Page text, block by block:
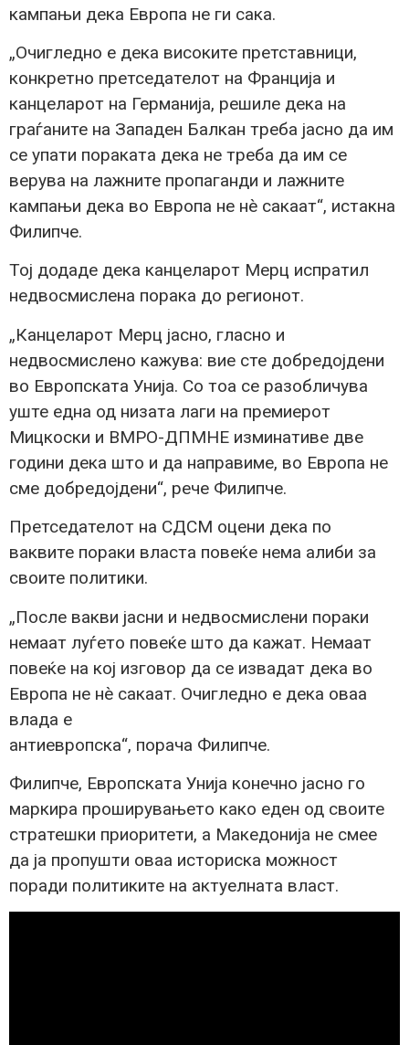
кампањи дека Европа не ги сака.
„Очигледно е дека високите претставници,
конкретно претседателот на Франција и
канцеларот на Германија, решиле дека на
граѓаните на Западен Балкан треба јасно да им
се упати пораката дека не треба да им се
верува на лажните пропаганди и лажните
кампањи дека во Европа не нè сакаат“, истакна
Филипче.
Тој додаде дека канцеларот Мерц испратил
недвосмислена порака до регионот.
„Канцеларот Мерц јасно, гласно и
недвосмислено кажува: вие сте добредојдени
во Европската Унија. Со тоа се разобличува
уште една од низата лаги на премиерот
Мицкоски и ВМРО-ДПМНЕ изминативе две
години дека што и да направиме, во Европа не
сме добредојдени“, рече Филипче.
Претседателот на СДСМ оцени дека по
ваквите пораки власта повеќе нема алиби за
своите политики.
„После вакви јасни и недвосмислени пораки
немаат луѓето повеќе што да кажат. Немаат
повеќе на кој изговор да се извадат дека во
Европа не нè сакаат. Очигледно е дека оваа
влада е
антиевропска“, порача Филипче.
Филипче, Европската Унија конечно јасно го
маркира проширувањето како еден од своите
стратешки приоритети, а Македонија не смее
да ја пропушти оваа историска можност
поради политиките на актуелната власт.